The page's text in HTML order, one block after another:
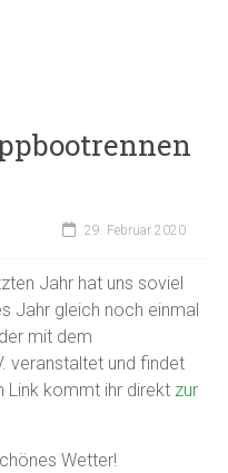
29. Februar 2020
Jahr hat uns soviel
Jahr gleich noch einmal
mit dem
veranstaltet und findet
Link kommt ihr direkt zur
Wetter!